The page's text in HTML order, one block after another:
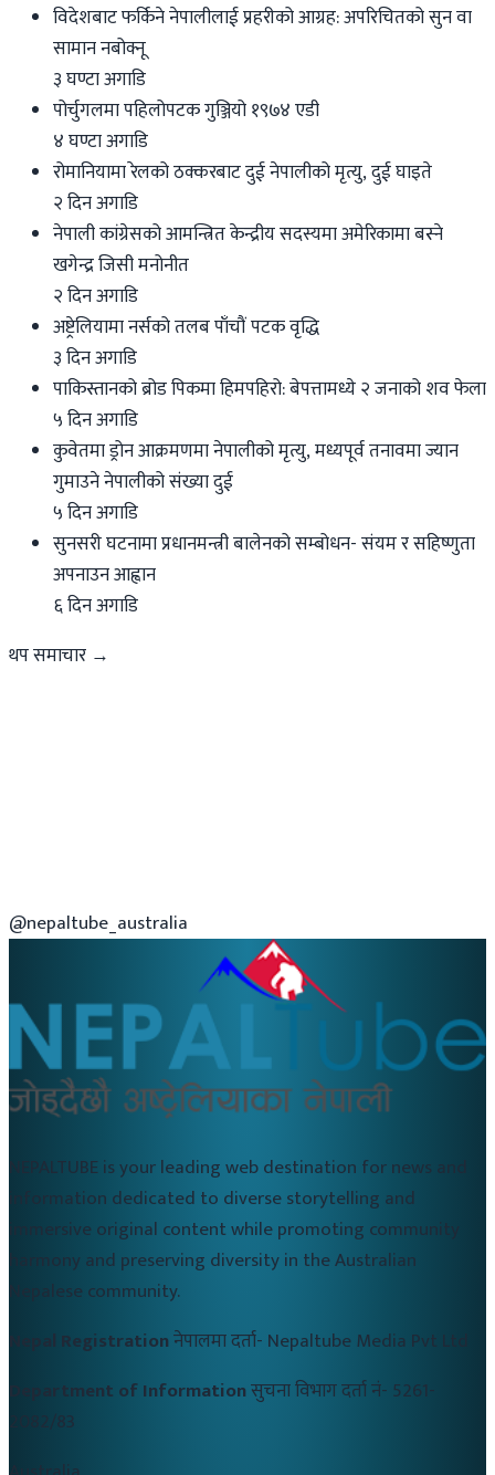
विदेशबाट फर्किने नेपालीलाई प्रहरीको आग्रह: अपरिचितको सुन वा
सामान नबोक्नू
३ घण्टा अगाडि
पोर्चुगलमा पहिलोपटक गुञ्जियो १९७४ एडी
४ घण्टा अगाडि
रोमानियामा रेलको ठक्करबाट दुई नेपालीको मृत्यु, दुई घाइते
२ दिन अगाडि
नेपाली कांग्रेसको आमन्त्रित केन्द्रीय सदस्यमा अमेरिकामा बस्ने
खगेन्द्र जिसी मनोनीत
२ दिन अगाडि
अष्ट्रेलियामा नर्सको तलब पाँचौं पटक वृद्धि
३ दिन अगाडि
पाकिस्तानको ब्रोड पिकमा हिमपहिरो: बेपत्तामध्ये २ जनाको शव फेला
५ दिन अगाडि
कुवेतमा ड्रोन आक्रमणमा नेपालीको मृत्यु, मध्यपूर्व तनावमा ज्यान
गुमाउने नेपालीको संख्या दुई
५ दिन अगाडि
सुनसरी घटनामा प्रधानमन्त्री बालेनको सम्बोधन- संयम र सहिष्णुता
अपनाउन आह्वान
६ दिन अगाडि
थप समाचार →
@nepaltube_australia
NEPALTUBE is your leading web destination for news and
information dedicated to diverse storytelling and
immersive original content while promoting community
harmony and preserving diversity in the Australian
Nepalese community.
Nepal Registrationनेपालमा दर्ता- Nepaltube Media Pvt Ltd
Department of Informationसुचना विभाग दर्ता नं- 5261-
2082/83